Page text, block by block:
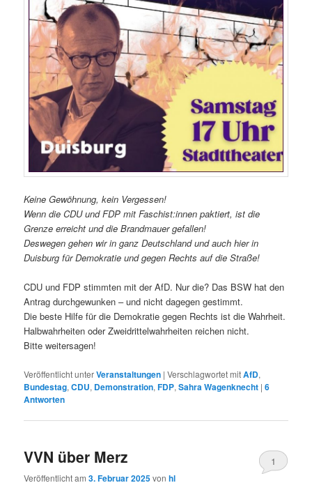
Keine Gewöhnung, kein Vergessen!
Wenn die CDU und FDP mit Faschist:innen paktiert, ist die
Grenze erreicht und die Brandmauer gefallen!
Deswegen gehen wir in ganz Deutschland und auch hier in
Duisburg für Demokratie und gegen Rechts auf die Straße!
CDU und FDP stimmten mit der AfD. Nur die? Das BSW hat den
Antrag durchgewunken – und nicht dagegen gestimmt.
Die beste Hilfe für die Demokratie gegen Rechts ist die Wahrheit.
Halbwahrheiten oder Zweidrittelwahrheiten reichen nicht.
Bitte weitersagen!
Veröffentlicht unterVeranstaltungen |Verschlagwortet mitAfD,
Bundestag,CDU, Demonstration,FDP,Sahra Wagenknecht |6
Antworten
VVN über Merz
Veröffentlicht am3. Februar 2025vonhl
1